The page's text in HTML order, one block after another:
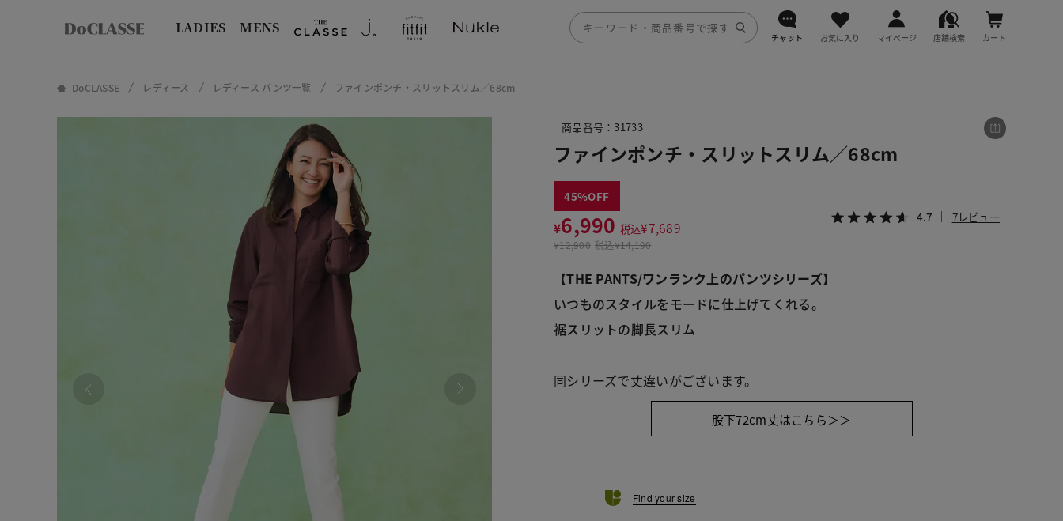
LADIES MENS
チャット お気に入り マイページ 店舗検索 カート
DoCLASSE レディース レディース パンツ一覧 ファインポンチ・スリットスリム／68cm
商品番号：31733
ファインポンチ・スリットスリム／68cm
45
¥6,990 税込¥7,689
¥12,900 税込¥14,190
4.7 7レビュー
【THE PANTS/ワンランク上のパンツシリーズ】
いつものスタイルをモードに仕上げてくれる。
裾スリットの脚長スリム
同シリーズで丈違いがございます。
股下72cm丈はこちら＞＞
Find your size